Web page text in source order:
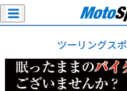
ツーリングス